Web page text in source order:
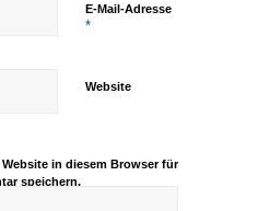
E-Mail-Adresse
*
Website
in diesem Browser für
speichern.